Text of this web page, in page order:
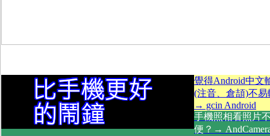
覺得Android中文
(注音、倉頡)不易
→ gcin Android
手機照相看照片
便？→